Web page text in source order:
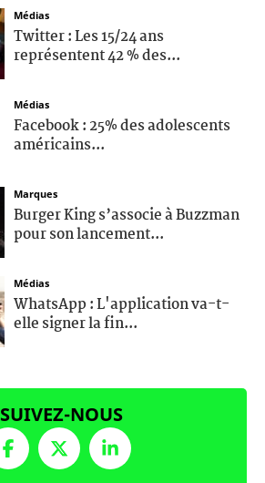
Médias
Twitter : Les 15/24 ans
représentent 42 % des...
Médias
Facebook : 25% des adolescents
américains...
Marques
Burger King s’associe à Buzzman
pour son lancement...
Médias
WhatsApp : L'application va-t-
elle signer la fin...
SUIVEZ-NOUS